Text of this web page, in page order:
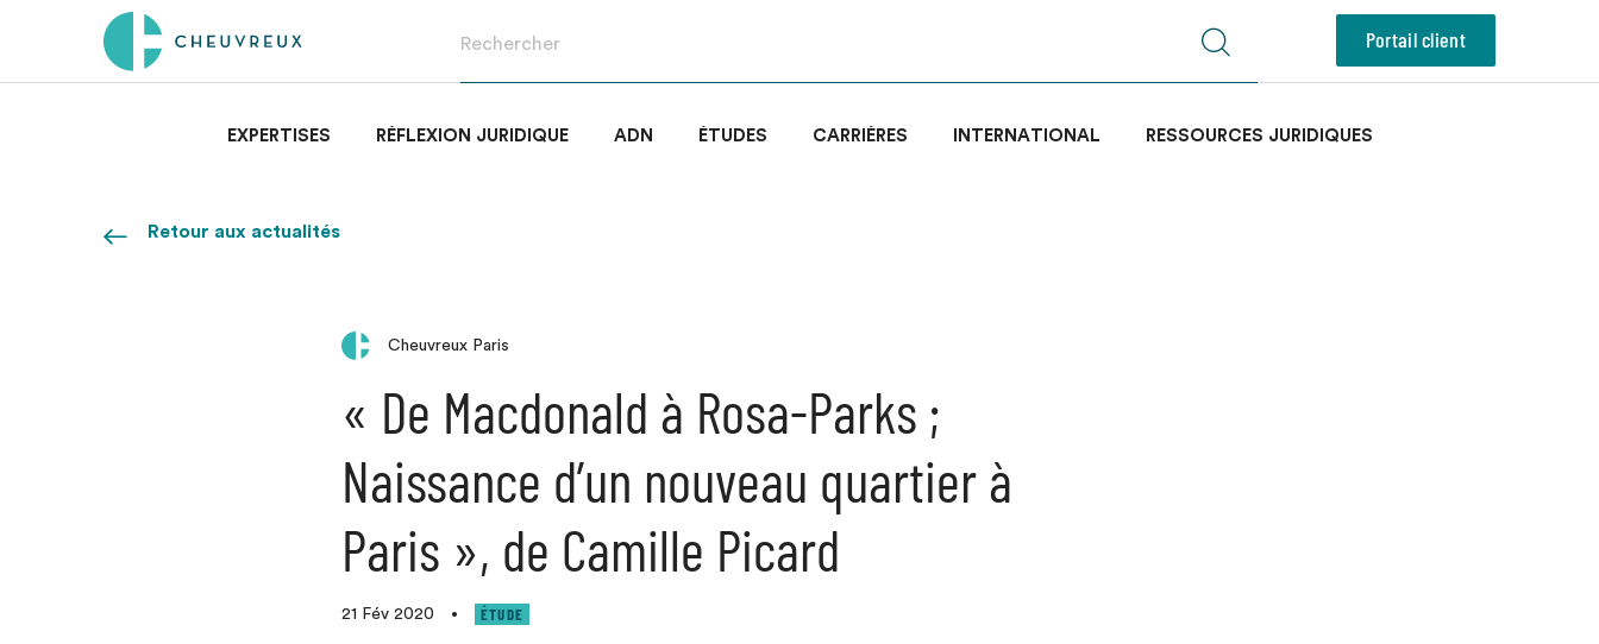
Portail client
EXPERTISES RÉFLEXION JURIDIQUE ADN ÉTUDES CARRIÈRES INTERNATIONAL RESSOURCES JURIDIQUES
Retour aux actualités
Cheuvreux Paris
« De Macdonald à Rosa-Parks ;
Naissance d’un nouveau quartier à
Paris », de Camille Picard
21 Fév 2020 • ÉTUDE